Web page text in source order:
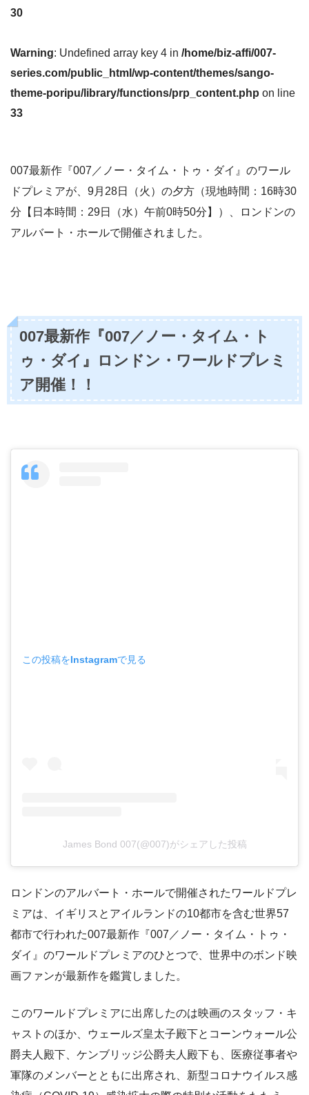
30
Warning: Undefined array key 4 in /home/biz-affi/007-
series.com/public_html/wp-content/themes/sango-
theme-poripu/library/functions/prp_content.php on line
33
007最新作『007／ノー・タイム・トゥ・ダイ』のワール
ドプレミアが、9月28日（火）の夕方（現地時間：16時30
分【日本時間：29日（水）午前0時50分】）、ロンドンの
アルバート・ホールで開催されました。
007最新作『007／ノー・タイム・ト
ゥ・ダイ』ロンドン・ワールドプレミ
ア開催！！
この投稿をInstagramで見る
James Bond 007(@007)がシェアした投稿
ロンドンのアルバート・ホールで開催されたワールドプレ
ミアは、イギリスとアイルランドの10都市を含む世界57
都市で行われた007最新作『007／ノー・タイム・トゥ・
ダイ』のワールドプレミアのひとつで、世界中のボンド映
画ファンが最新作を鑑賞しました。
このワールドプレミアに出席したのは映画のスタッフ・キ
ャストのほか、ウェールズ皇太子殿下とコーンウォール公
爵夫人殿下、ケンブリッジ公爵夫人殿下も、医療従事者や
軍隊のメンバーとともに出席され、新型コロナウイルス感